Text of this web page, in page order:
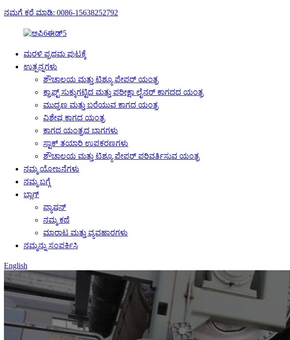
ನಮಗೆ ಕರೆ ಮಾಡಿ: 0086-15638252792
ಮರಳಿ ಪ್ರಥಮ ಪುಟಕ್ಕೆ
ಉತ್ಪನ್ನಗಳು
ಶೌಚಾಲಯ ಮತ್ತು ಟಿಶ್ಯೂ ಪೇಪರ್ ಯಂತ್ರ
ಕ್ರಾಫ್ಟ್ ಸುಕ್ಕುಗಟ್ಟಿದ ಮತ್ತು ಪರೀಕ್ಷಾ ಲೈನರ್ ಕಾಗದದ ಯಂತ್ರ
ಮುದ್ರಣ ಮತ್ತು ಬರೆಯುವ ಕಾಗದ ಯಂತ್ರ
ವಿಶೇಷ ಕಾಗದ ಯಂತ್ರ
ಕಾಗದ ಯಂತ್ರದ ಭಾಗಗಳು
ಸ್ಟಾಕ್ ತಯಾರಿ ಉಪಕರಣಗಳು
ಶೌಚಾಲಯ ಮತ್ತು ಟಿಶ್ಯೂ ಪೇಪರ್ ಪರಿವರ್ತಿಸುವ ಯಂತ್ರ
ನಮ್ಮ ಯೋಜನೆಗಳು
ನಮ್ಮ ಬಗ್ಗೆ
ಬ್ಲಾಗ್
ಫ್ಯಾಷನ್
ನಮ್ಮ ಕಥೆ
ಮಾರಾಟ ಮತ್ತು ವ್ಯವಹಾರಗಳು
ನಮ್ಮನ್ನು ಸಂಪರ್ಕಿಸಿ
English